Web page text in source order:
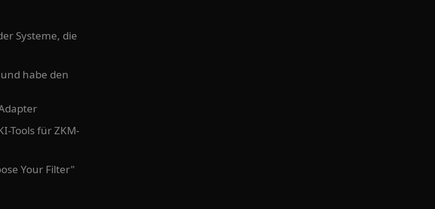
Systeme, die
habe den
Tools für ZKM-
Your Filter"